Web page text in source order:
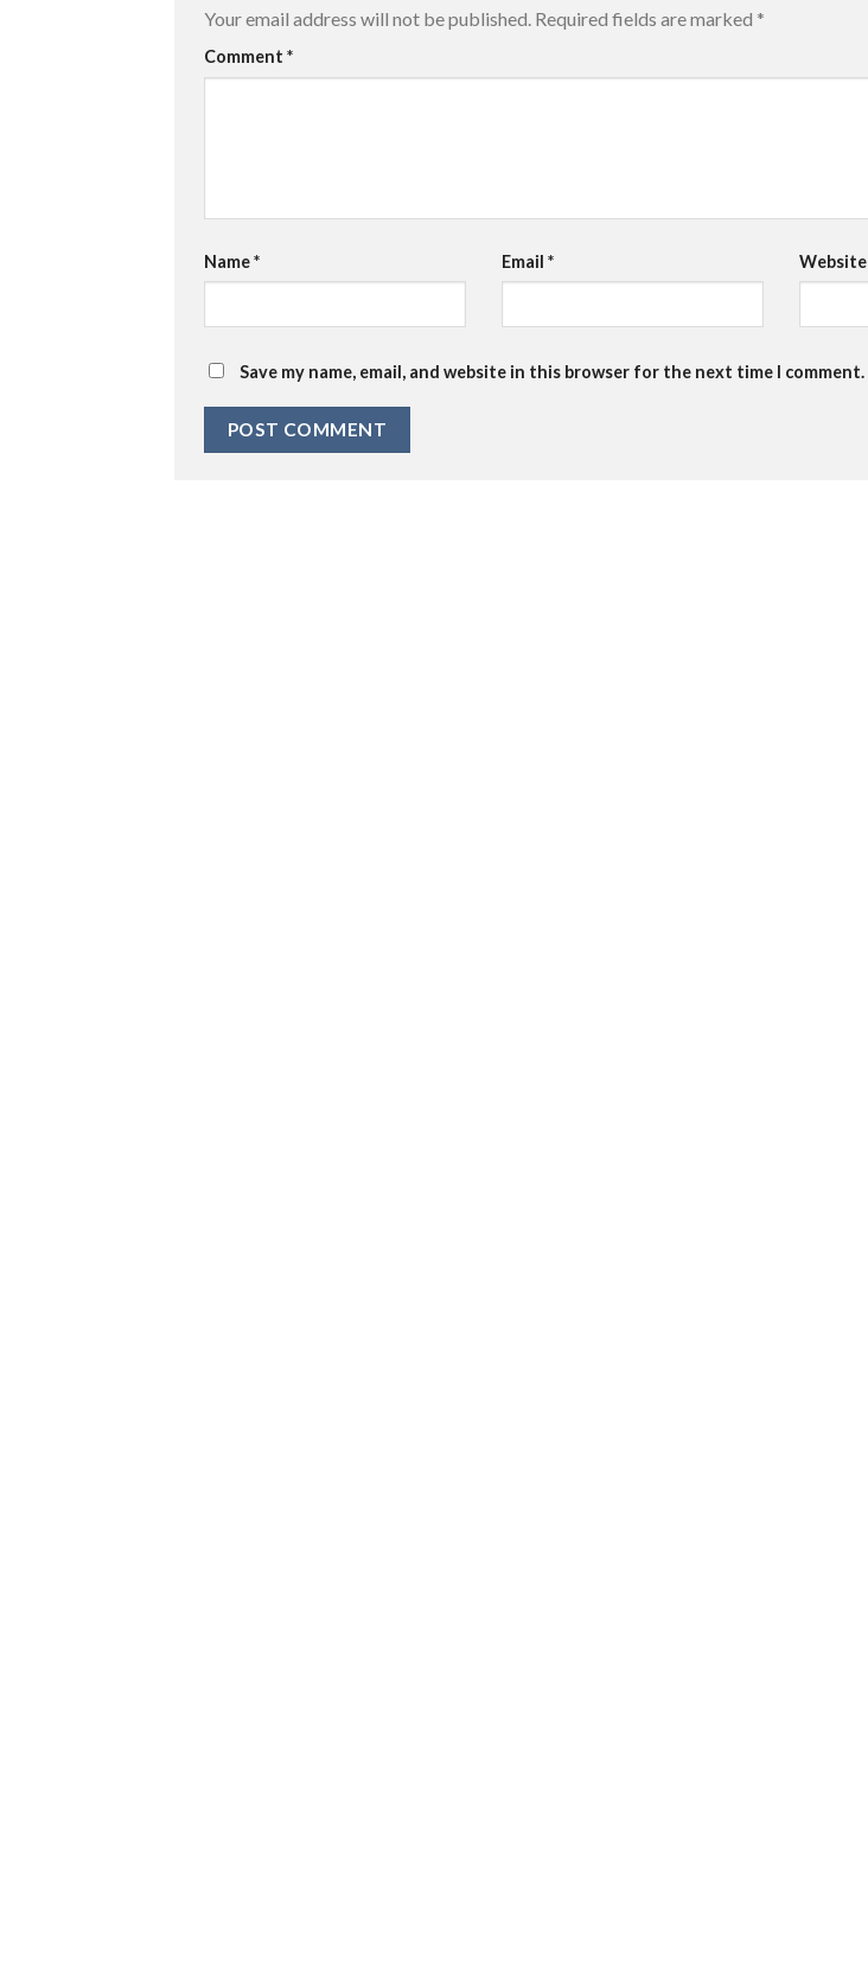
Your email address will not be published. Required fields are marked *
Comment *
Name* Email * Website
Save my name, email, and website in this browser for the next time I comment.